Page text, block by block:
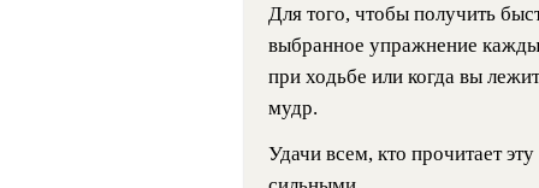
Для того, чтобы получить
выбранное упражнение
при ходьбе или когда вы
мудр.
Удачи всем, кто прочитает